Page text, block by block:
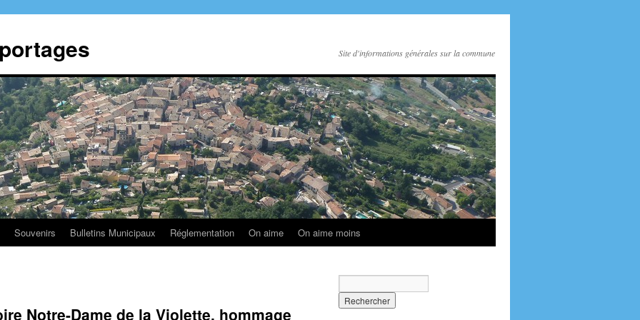
Site d'informations générales sur la commune
Souvenirs Bulletins Municipaux Réglementation On aime On aime moins
Notre-Dame de la Violette, hommage